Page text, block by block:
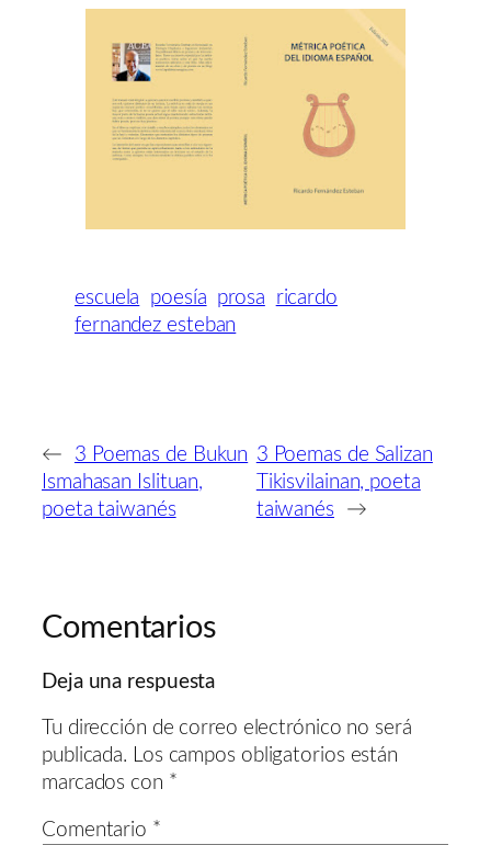
escuela poesía prosa
ricardo
fernandez esteban
←
3 Poemas de Bukun
Ismahasan Islituan,
poeta taiwanés
3 Poemas de Salizan
Tikisvilainan, poeta
taiwanés
→
Comentarios
Deja una respuesta
Tu dirección de correo electrónico no será
publicada.
Los campos obligatorios están
marcados con *
Comentario *